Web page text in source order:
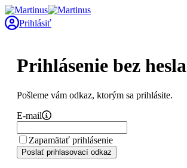
Prihlásiť
Prihlásenie bez hesla
Pošleme vám odkaz, ktorým sa prihlásite.
E-mail
Zapamätať prihlásenie
Poslať prihlasovací odkaz